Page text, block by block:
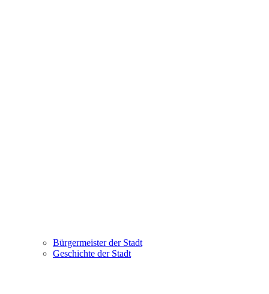
Bürgermeister der Stadt
Geschichte der Stadt